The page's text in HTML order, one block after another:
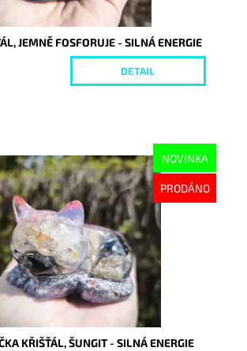
JEMNĚ FOSFORUJE - SILNÁ ENERGIE
DETAIL
NOVINKA
PRODÁNO
Vyprodáno
10650
KŘIŠŤÁL, ŠUNGIT - SILNÁ ENERGIE